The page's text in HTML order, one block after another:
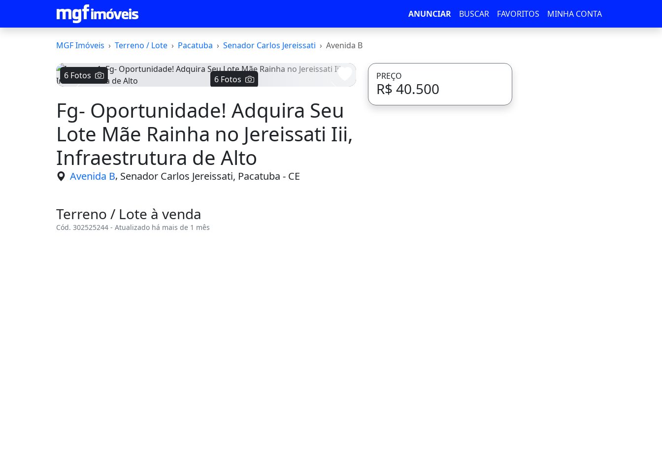
ANUNCIAR BUSCAR FAVORITOS MINHA CONTA
MGF Imóveis Terreno / Lote Pacatuba Senador Carlos Jereissati Avenida B
6 Fotos
6 Fotos
Fg- Oportunidade! Adquira Seu
Lote Mãe Rainha no Jereissati Iii,
Infraestrutura de Alto
Avenida B, Senador Carlos Jereissati, Pacatuba - CE
Terreno / Lote à venda
Cód. 302525244 - Atualizado há mais de 1 mês
PREÇO
R$ 40.500